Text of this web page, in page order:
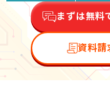
まずは無料
資料請